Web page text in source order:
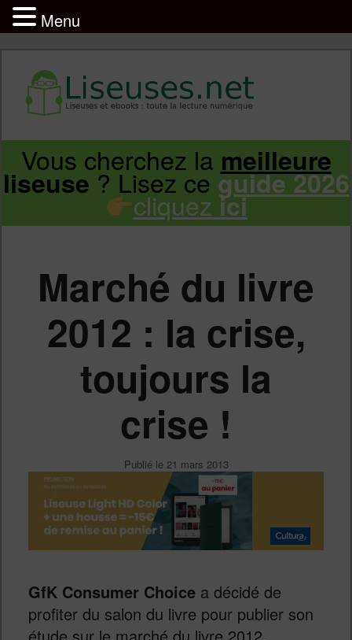
Infos sur les liseuses Kindle, Kobo,
Vivlio, Pocketbook
Aller
principal
Aller
secondaire
Vous cherchez la meilleure
liseuse? Lisez ceguide 2026
cliquez ici
Marché du livre
2012 : la crise,
toujours la
crise !
Publié le 21 mars 2013
GfK Consumer Choicea décidé de
profiter du salon du livre pour publier son
Menu